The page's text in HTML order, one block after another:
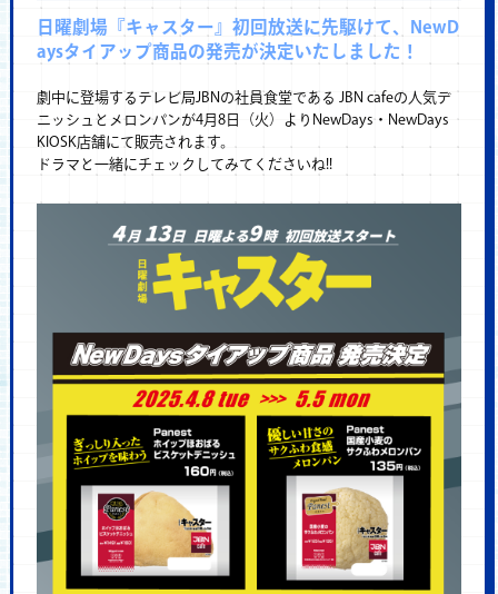
日曜劇場『キャスター』初回放送に先駆けて、NewD
aysタイアップ商品の発売が決定いたしました！
劇中に登場するテレビ局JBNの社員食堂である JBN cafeの人気デ
ニッシュとメロンパンが4月8日（火）よりNewDays・NewDays
KIOSK店舗にて販売されます。
ドラマと一緒にチェックしてみてくださいね!!